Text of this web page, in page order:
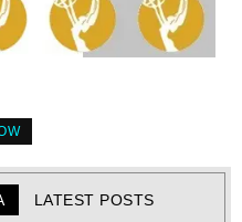
LATEST POSTS